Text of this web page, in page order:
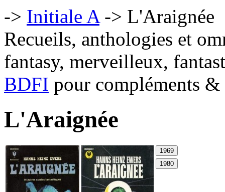
Initiale A
L'Araignée
Recueils, anthologies et
fantasy, merveilleux,
BDFI pour compléments
L'Araignée